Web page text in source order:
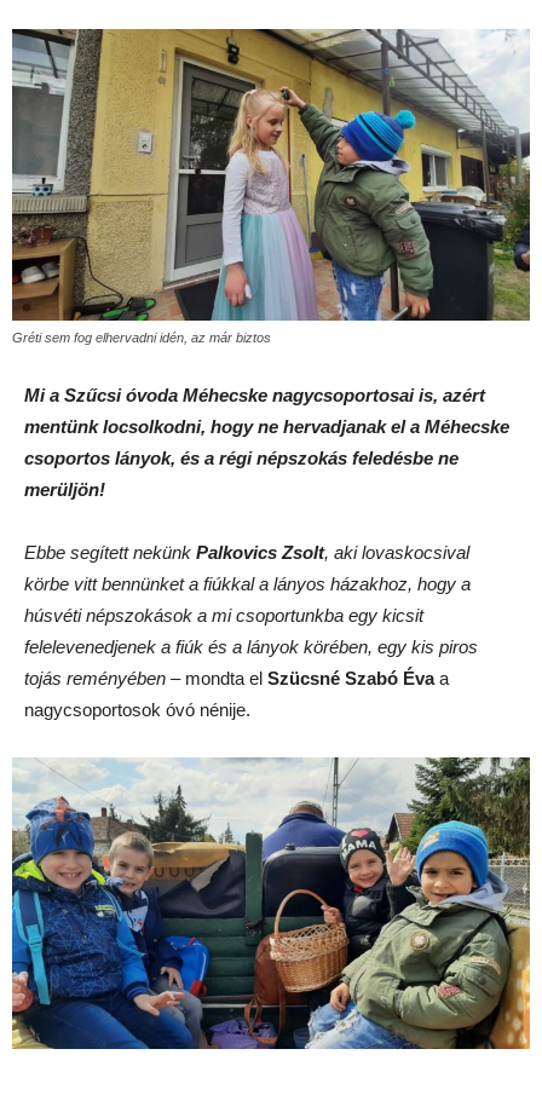
Gréti sem fog elhervadni idén, az már biztos
Mi a Szűcsi óvoda Méhecske nagycsoportosai is, azért
mentünk locsolkodni, hogy ne hervadjanak el a Méhecske
csoportos lányok, és a régi népszokás feledésbe ne
merüljön!
Ebbe segített nekünk Palkovics Zsolt, aki lovaskocsival
körbe vitt bennünket a fiúkkal a lányos házakhoz, hogy a
húsvéti népszokások a mi csoportunkba egy kicsit
felelevenedjenek a fiúk és a lányok körében, egy kis piros
tojás reményében – mondta el Szücsné Szabó Évaa
nagycsoportosok óvó nénije.